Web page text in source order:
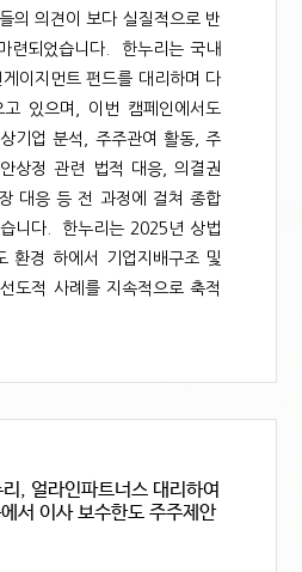
의 의견이 보다 실질적으로 반
련되었습니다. 한누리는 국내
이지먼트 펀드를 대리하며 다
고 있으며, 이번 캠페인에서도
기업 분석, 주주관여 활동, 주
상정 관련 법적 대응, 의결권
대응 등 전 과정에 걸쳐 종합
니다. 한누리는 2025년 상법
환경 하에서 기업지배구조 및
도적 사례를 지속적으로 축적
, 얼라인파트너스 대리하여
서 이사 보수한도 주주제안